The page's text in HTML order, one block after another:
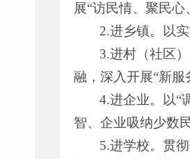
展“访民情、聚民
2.进乡镇。以
3.进村（社区
融，深入开展“新
4.进企业。以“
智、企业吸纳少数
5.进学校。贯